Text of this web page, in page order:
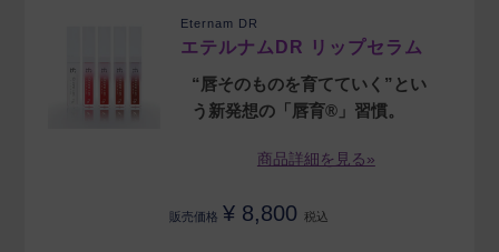
Eternam DR
エテルナムDR リップセラム
“唇そのものを育てていく”とい
う新発想の「唇育®」習慣。
商品詳細を見る»
販売価格 ¥ 8,800 税込